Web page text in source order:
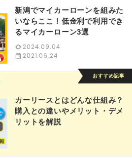
新潟でマイカーローンを組みた
いならここ！低金利で利用でき
るマイカーローン3選
2024.09.04
2021.06.24
カーリースとはどんな仕組み？
購入との違いやメリット・デメ
リットを解説